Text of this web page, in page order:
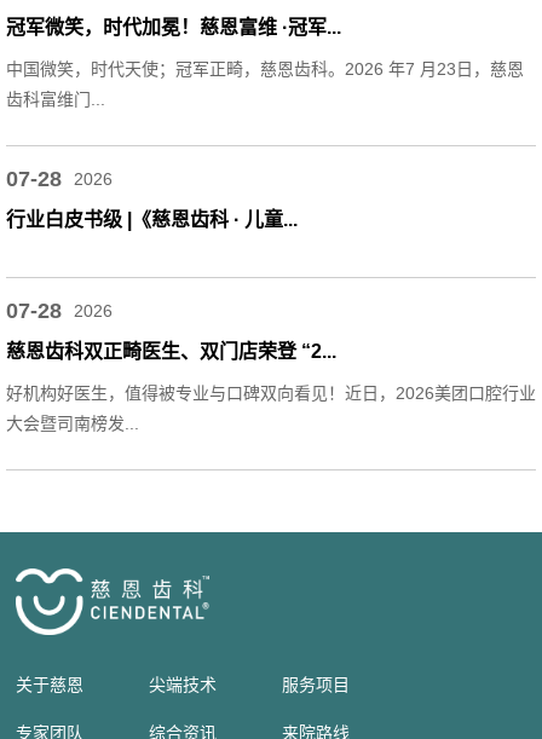
冠军微笑，时代加冕！慈恩富维 ·冠军...
中国微笑，时代天使；冠军正畸，慈恩齿科。2026 年7 月23日，慈恩
齿科富维门...
07-28 2026
行业白皮书级 |《慈恩齿科 · 儿童...
07-28 2026
慈恩齿科双正畸医生、双门店荣登 “2...
好机构好医生，值得被专业与口碑双向看见！近日，2026美团口腔行业
大会暨司南榜发...
关于慈恩 尖端技术 服务项目
专家团队 综合资讯 来院路线